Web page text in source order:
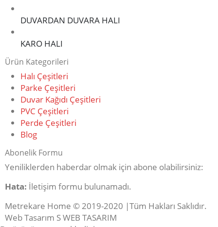
DUVARDAN DUVARA HALI
KARO HALI
Ürün Kategorileri
Halı Çeşitleri
Parke Çeşitleri
Duvar Kağıdı Çeşitleri
PVC Çeşitleri
Perde Çeşitleri
Blog
Abonelik Formu
Yeniliklerden haberdar olmak için abone olabilirsiniz:
Hata: İletişim formu bulunamadı.
Metrekare Home © 2019-2020 |Tüm Hakları Saklıdır.
Web Tasarım S WEB TASARIM